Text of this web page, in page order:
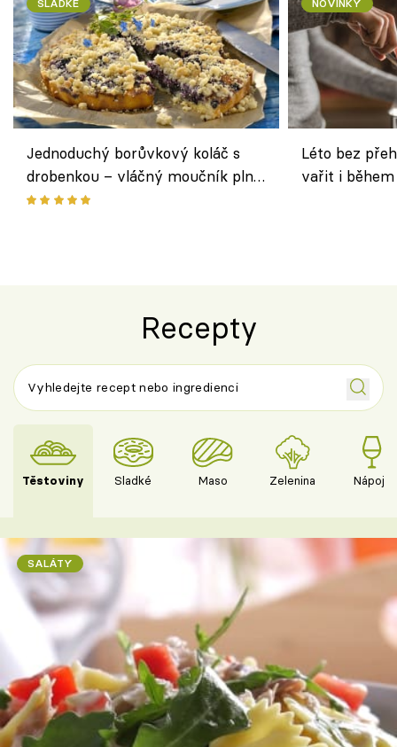
SLADKÉ
Jednoduchý borůvkový koláč s
drobenkou – vláčný moučník plný
ovoce
NOVINKY
Léto bez
vařit i
Recepty
Těstoviny Sladké Maso Zelenina Nápoje
SALÁTY